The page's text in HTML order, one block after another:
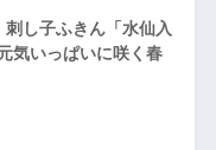
刺し子ふきん「水仙入
気いっぱいに咲く春